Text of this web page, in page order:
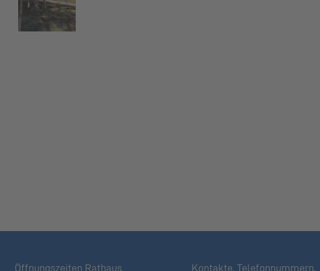
Öffnungszeiten Rathaus Kontakte, Telefonnummern,